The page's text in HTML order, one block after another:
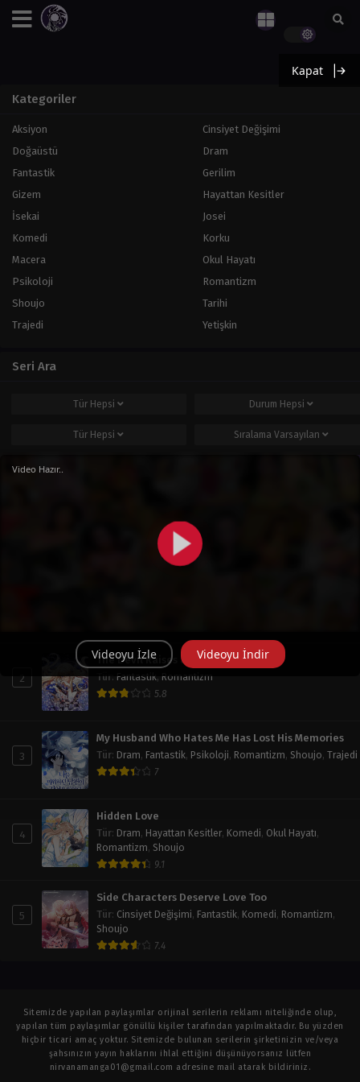
Kategoriler
Aksiyon
Cinsiyet Değişimi
Doğaüstü
Dram
Fantastik
Gerilim
Gizem
Hayattan Kesitler
İsekai
Josei
Komedi
Korku
Macera
Okul Hayatı
Psikoloji
Romantizm
Shoujo
Tarihi
Trajedi
Yetişkin
Seri Ara
Tür Hepsi Durum Hepsi
Tür Hepsi SıralamaVarsayılan
Aylık
2
The Devil Raises a Lady
Tür : Fantastik, Romantizm
5.8
3
My Husband Who Hates Me Has Lost His Memories
Tür: Dram, Fantastik, Psikoloji, Romantizm, Shoujo, Trajedi
7
4
Hidden Love
Tür: Dram, Hayattan Kesitler, Komedi, Okul Hayatı,
Romantizm, Shoujo
9.1
5
Side Characters Deserve Love Too
Tür: Cinsiyet Değişimi, Fantastik, Komedi, Romantizm,
Shoujo
7.4
Sitemizde yapılan paylaşımlar orijinal serilerin reklamı niteliğinde olup,
yapılan tüm paylaşımlar gönüllü kişiler tarafından yapılmaktadır. Bu yüzden
hiçbir ticari amaç yoktur. Sitemizde bulunan serilerin şirketinizin ve/veya
şahsınızın yayın haklarını ihlal ettiğini düşünüyorsanız lütfen
nirvanamanga01@gmail.com adresine mail atarak bildiriniz.
Video Hazır..
Videoyu İzle Videoyu İndir
Kapat